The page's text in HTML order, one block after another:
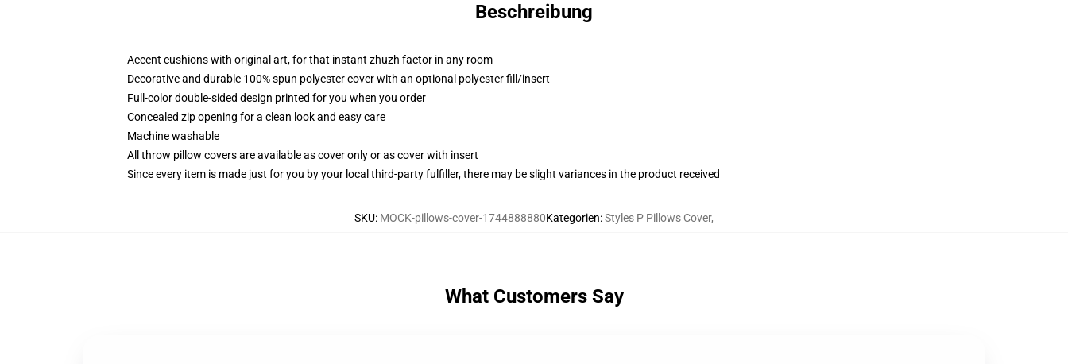
Beschreibung
Accent cushions with original art, for that instant zhuzh factor in any room
Decorative and durable 100% spun polyester cover with an optional polyester fill/insert
Full-color double-sided design printed for you when you order
Concealed zip opening for a clean look and easy care
Machine washable
All throw pillow covers are available as cover only or as cover with insert
Since every item is made just for you by your local third-party fulfiller, there may be slight variances in the product received
SKU: MOCK-pillows-cover-1744888880Kategorien:Styles P Pillows Cover,
What Customers Say